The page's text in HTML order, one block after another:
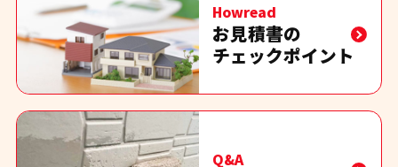
Howread
お見積書の
チェックポイント
Q&A